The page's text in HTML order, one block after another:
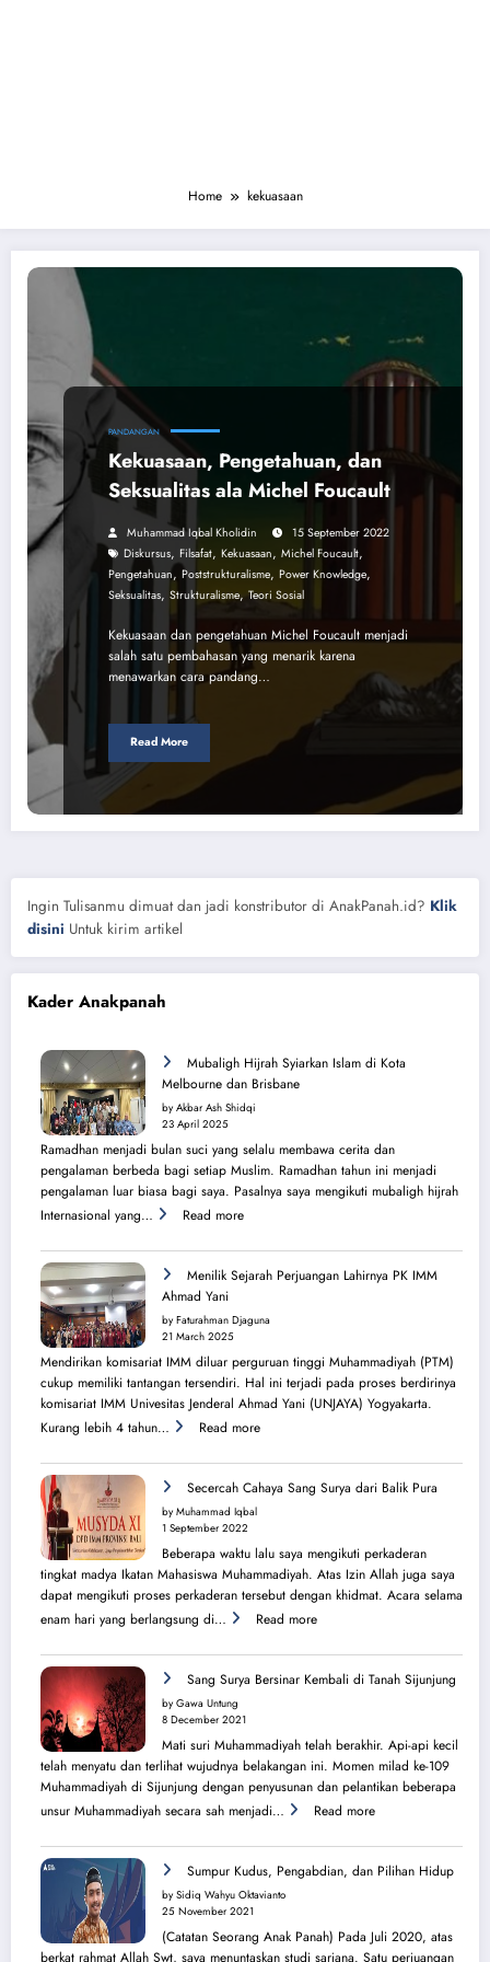
Home kekuasaan
PANDANGAN
Kekuasaan, Pengetahuan, dan
Seksualitas ala Michel Foucault
Muhammad Iqbal Kholidin
15 September 2022
Diskursus, Filsafat, Kekuasaan, Michel Foucault,
Pengetahuan, Poststrukturalisme, Power Knowledge,
Seksualitas, Strukturalisme, Teori Sosial
Kekuasaan dan pengetahuan Michel Foucault menjadi
salah satu pembahasan yang menarik karena
menawarkan cara pandang…
Read More
Ingin Tulisanmu dimuat dan jadi konstributor di AnakPanah.id? Klik
disini Untuk kirim artikel
Kader Anakpanah
Mubaligh Hijrah Syiarkan Islam di Kota
Melbourne dan Brisbane
by Akbar Ash Shidqi
23 April 2025
Ramadhan menjadi bulan suci yang selalu membawa cerita dan
pengalaman berbeda bagi setiap Muslim. Ramadhan tahun ini menjadi
pengalaman luar biasa bagi saya. Pasalnya saya mengikuti mubaligh hijrah
Internasional yang…
Read more:
Hijrah
Syiarkan
di
Melbourne
dan
Brisbane
Menilik Sejarah Perjuangan Lahirnya PK IMM
Ahmad Yani
by Faturahman Djaguna
21 March 2025
Mendirikan komisariat IMM diluar perguruan tinggi Muhammadiyah (PTM)
cukup memiliki tantangan tersendiri. Hal ini terjadi pada proses berdirinya
komisariat IMM Univesitas Jenderal Ahmad Yani (UNJAYA) Yogyakarta.
Kurang lebih 4 tahun…
Read more:
Sejarah
Perjuangan
IMM
Ahmad
Yani
Secercah Cahaya Sang Surya dari Balik Pura
by Muhammad Iqbal
1 September 2022
Beberapa waktu lalu saya mengikuti perkaderan
tingkat madya Ikatan Mahasiswa Muhammadiyah. Atas Izin Allah juga saya
dapat mengikuti proses perkaderan tersebut dengan khidmat. Acara selama
enam hari yang berlangsung di…
Read more:
Cahaya
Sang
Balik
Pura
Sang Surya Bersinar Kembali di Tanah Sijunjung
by Gawa Untung
8 December 2021
Mati suri Muhammadiyah telah berakhir. Api-api kecil
telah menyatu dan terlihat wujudnya belakangan ini. Momen milad ke-109
Muhammadiyah di Sijunjung dengan penyusunan dan pelantikan beberapa
unsur Muhammadiyah secara sah menjadi…
Read more:
Surya
Bersinar
Tanah
Sijunjung
Sumpur Kudus, Pengabdian, dan Pilihan Hidup
by Sidiq Wahyu Oktavianto
25 November 2021
(Catatan Seorang Anak Panah) Pada Juli 2020, atas
berkat rahmat Allah Swt, saya menuntaskan studi sarjana. Satu perjuangan